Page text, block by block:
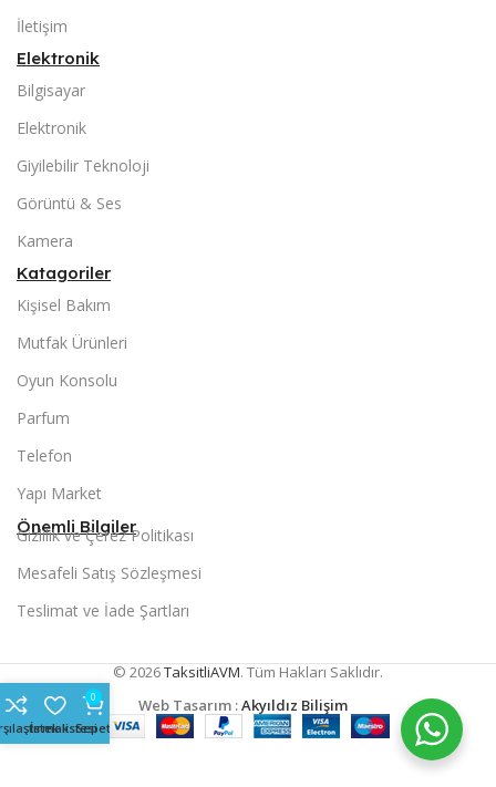
İletişim
Elektronik
Bilgisayar
Elektronik
Giyilebilir Teknoloji
Görüntü & Ses
Kamera
Katagoriler
Kişisel Bakım
Mutfak Ürünleri
Oyun Konsolu
Parfum
Telefon
Yapı Market
Önemli Bilgiler
Gizlilik ve Çerez Politikası
Mesafeli Satış Sözleşmesi
Teslimat ve İade Şartları
© 2026TaksitliAVM. Tüm Hakları Saklıdır.
Web Tasarım :Akyıldız Bilişim
İstek listesi
0
Sepet